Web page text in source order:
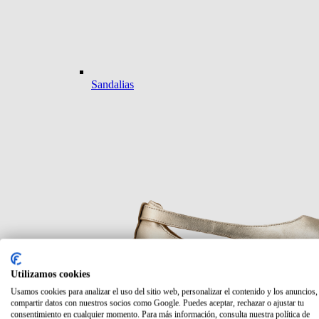
Sandalias
Utilizamos cookies
Usamos cookies para analizar el uso del sitio web, personalizar el contenido y los
compartir datos con nuestros socios como Google. Puedes aceptar, rechazar o ajustar tu
consentimiento en cualquier momento. Para más información, consulta nuestra política de